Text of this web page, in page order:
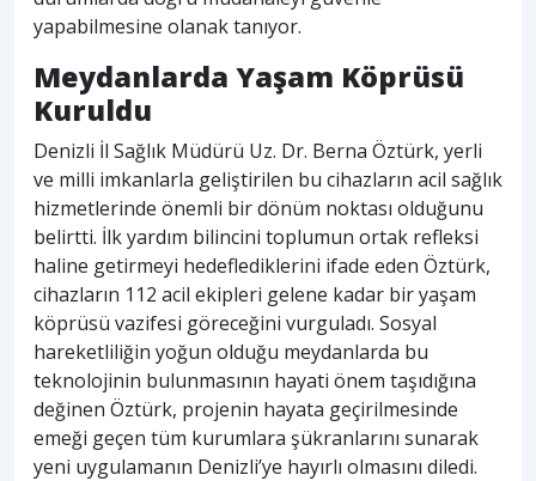
yapabilmesine olanak tanıyor.
Meydanlarda Yaşam Köprüsü
Kuruldu
Denizli İl Sağlık Müdürü Uz. Dr. Berna Öztürk, yerli
ve milli imkanlarla geliştirilen bu cihazların acil sağlık
hizmetlerinde önemli bir dönüm noktası olduğunu
belirtti. İlk yardım bilincini toplumun ortak refleksi
haline getirmeyi hedeflediklerini ifade eden Öztürk,
cihazların 112 acil ekipleri gelene kadar bir yaşam
köprüsü vazifesi göreceğini vurguladı. Sosyal
hareketliliğin yoğun olduğu meydanlarda bu
teknolojinin bulunmasının hayati önem taşıdığına
değinen Öztürk, projenin hayata geçirilmesinde
emeği geçen tüm kurumlara şükranlarını sunarak
yeni uygulamanın Denizli’ye hayırlı olmasını diledi.